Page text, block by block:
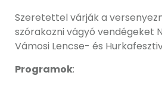
Szeretettel várják a
szórakozni vágyó vendégeket
Vámosi Lencse- és
Programok: